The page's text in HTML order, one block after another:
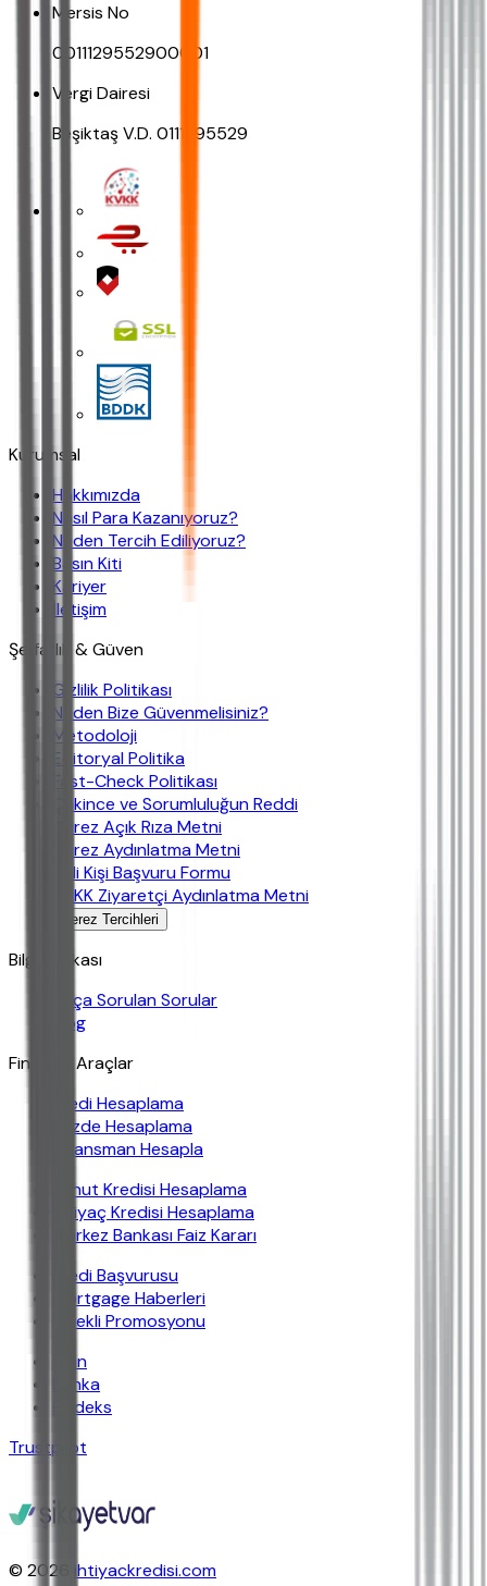
Mersis No
0011129552900001
Vergi Dairesi
Beşiktaş V.D. 0111295529
Kurumsal
Hakkımızda
Nasıl Para Kazanıyoruz?
Neden Tercih Ediliyoruz?
Basın Kiti
Kariyer
İletişim
Şeffaflık & Güven
Gizlilik Politikası
Neden Bize Güvenmelisiniz?
Metodoloji
Editoryal Politika
Fast-Check Politikası
Çekince ve Sorumluluğun Reddi
Çerez Açık Rıza Metni
Çerez Aydınlatma Metni
İlgili Kişi Başvuru Formu
KVKK Ziyaretçi Aydınlatma Metni
Çerez Tercihleri
Bilgi Bankası
Sıkça Sorulan Sorular
Blog
Finansal Araçlar
Kredi Hesaplama
Yüzde Hesaplama
Finansman Hesapla
Konut Kredisi Hesaplama
İhtiyaç Kredisi Hesaplama
Merkez Bankası Faiz Kararı
Kredi Başvurusu
Mortgage Haberleri
Emekli Promosyonu
İban
Banka
Findeks
Trustpilot
© 2026
ihtiyackredisi.com